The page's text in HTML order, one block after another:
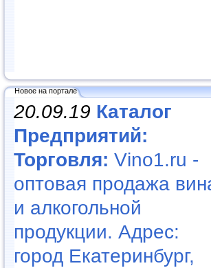
Новое на портале
20.09.19 Каталог
Предприятий:
Торговля: Vino1.ru -
оптовая продажа
и алкогольной
продукции. Адрес:
город Екатеринбург,